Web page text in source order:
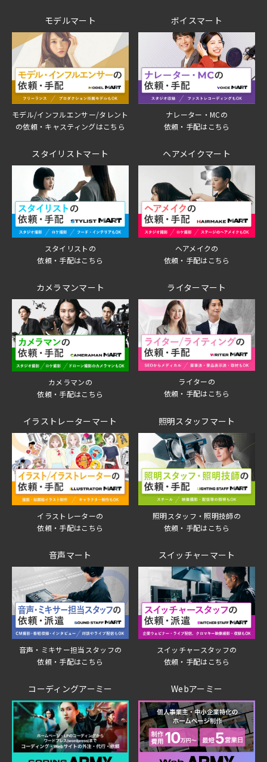
モデルマート
モデル/インフルエンサー/タレント
の依頼・キャスティングはこちら
ボイスマート
ナレーター・MCの
依頼・手配はこちら
スタイリストマート
スタイリストの
依頼・手配はこちら
ヘアメイクマート
ヘアメイクの
依頼・手配はこちら
カメラマンマート
カメラマンの
依頼・手配はこちら
ライターマート
ライターの
依頼・手配はこちら
イラストレーターマート
イラストレーターの
依頼・手配はこちら
照明スタッフマート
照明スタッフ・照明技師の
依頼・手配はこちら
音声マート
音声・ミキサー担当スタッフの
依頼・手配はこちら
スイッチャーマート
スイッチャースタッフの
依頼・手配はこちら
コーディングアーミー Webアーミー